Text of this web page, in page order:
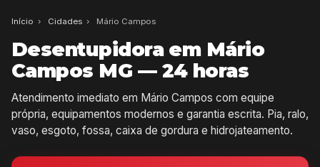
Início › Cidades › Mário Campos
Desentupidora em Mário
Campos MG — 24 horas
Atendimento imediato em Mário Campos com equipe
própria, equipamentos modernos e garantia escrita. Pia, ralo,
vaso, esgoto, fossa, caixa de gordura e hidrojateamento.